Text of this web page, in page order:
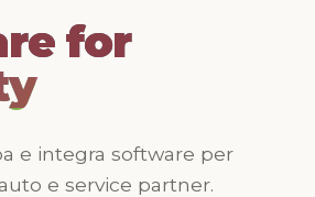
for
for
for
e integra software per
e service partner.